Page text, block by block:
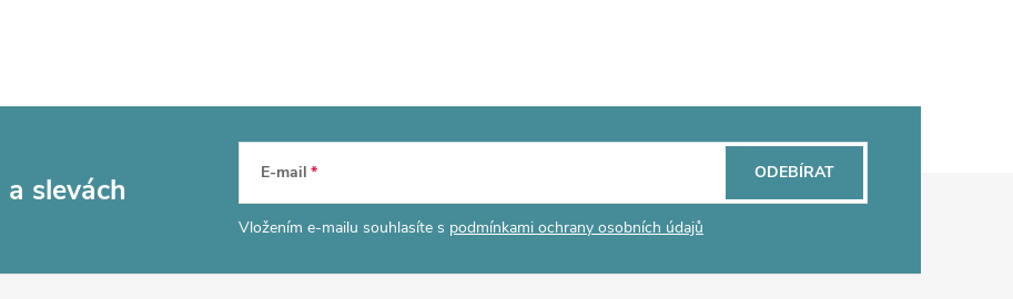
a slevách E-mail
Vložením e-mailu souhlasíte s podmínkami ochrany osobních údajů
ODEBÍRAT